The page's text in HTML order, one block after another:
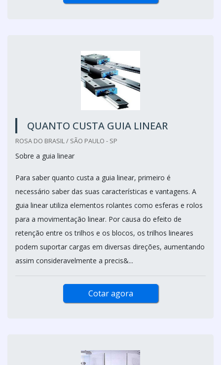
QUANTO CUSTA GUIA LINEAR
ROSA DO BRASIL / SÃO PAULO - SP
Sobre a guia linear
Para saber quanto custa a guia linear, primeiro é
necessário saber das suas características e vantagens. A
guia linear utiliza elementos rolantes como esferas e rolos
para a movimentação linear. Por causa do efeito de
retenção entre os trilhos e os blocos, os trilhos lineares
podem suportar cargas em diversas direções, aumentando
assim consideravelmente a precis&...
Cotar agora